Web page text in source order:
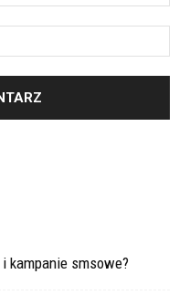
kampanie smsowe?